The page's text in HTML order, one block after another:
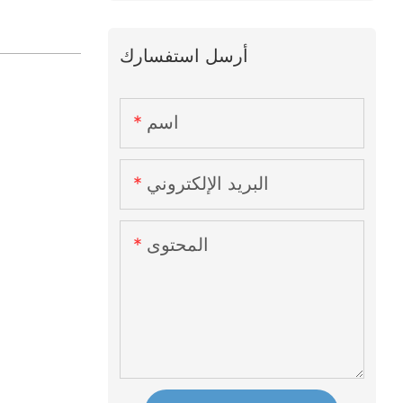
أرسل استفسارك
اسم
البريد الإلكتروني
المحتوى